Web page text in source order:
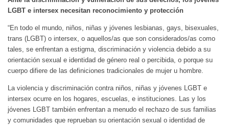
LGBT e intersex necesitan reconocimiento y protección
“En todo el mundo, niños, niñas y jóvenes lesbianas, gays, bisexuales,
trans (LGBT) o intersex, o aquellos/as que son considerados/as como
tales, se enfrentan a estigma, discriminación y violencia debido a su
orientación sexual e identidad de género real o percibida, o porque su
cuerpo difiere de las definiciones tradicionales de mujer u hombre.
La violencia y discriminación contra niños, niñas y jóvenes LGBT e
intersex ocurre en los hogares, escuelas, e instituciones. Las y los
jóvenes LGBT también enfrentan a menudo el rechazo de sus familias
y comunidades que reprueban su orientación sexual o identidad de